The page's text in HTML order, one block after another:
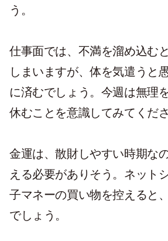
う。
仕事面では、不満を溜め込む
しまいますが、体を気遣うと
に済むでしょう。今週は無理
休むことを意識してみてくださ
金運は、散財しやすい時期な
える必要がありそう。ネット
子マネーの買い物を控えると
でしょう。